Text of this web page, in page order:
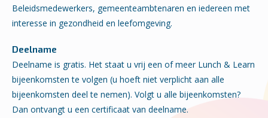
Beleidsmedewerkers, gemeenteambtenaren en iedereen met
interesse in gezondheid en leefomgeving.
Deelname
Deelname is gratis. Het staat u vrij een of meer Lunch & Learn
bijeenkomsten te volgen (u hoeft niet verplicht aan alle
bijeenkomsten deel te nemen). Volgt u alle bijeenkomsten?
Dan ontvangt u een certificaat van deelname.